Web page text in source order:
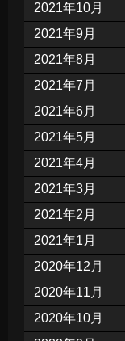
2021年10月
2021年9月
2021年8月
2021年7月
2021年6月
2021年5月
2021年4月
2021年3月
2021年2月
2021年1月
2020年12月
2020年11月
2020年10月